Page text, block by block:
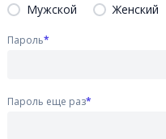
Мужской Женский
Пароль*
Пароль еще раз*